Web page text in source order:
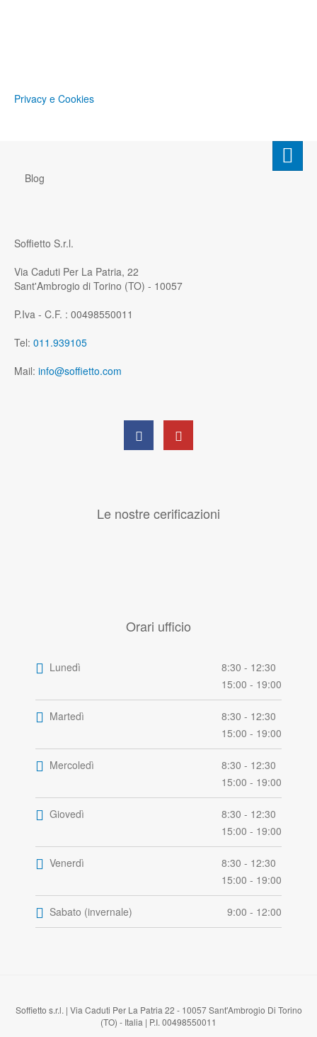
Privacy e Cookies
Blog
Soffietto S.r.l.
Via Caduti Per La Patria, 22
Sant'Ambrogio di Torino (TO) - 10057
P.Iva - C.F. : 00498550011
Tel: 011.939105
Mail: info@soffietto.com
Le nostre cerificazioni
Orari ufficio
Lunedì
8:30 - 12:30
15:00 - 19:00
Martedì
8:30 - 12:30
15:00 - 19:00
Mercoledì
8:30 - 12:30
15:00 - 19:00
Giovedì
8:30 - 12:30
15:00 - 19:00
Venerdì
8:30 - 12:30
15:00 - 19:00
Sabato (invernale) 9:00 - 12:00
Soffietto s.r.l. | Via Caduti Per La Patria 22 - 10057 Sant'Ambrogio Di Torino
(TO) - Italia | P.I. 00498550011